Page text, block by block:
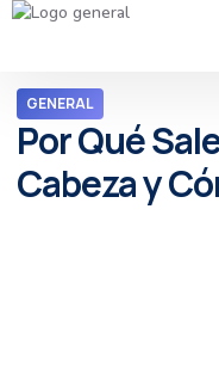
GENERAL
Por Qué
Cabeza y